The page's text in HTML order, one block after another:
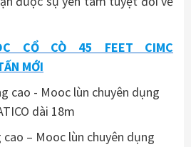
CỔ CÒ 45 FEET CIMC
MỚI
– Mooc lùn chuyên dụng